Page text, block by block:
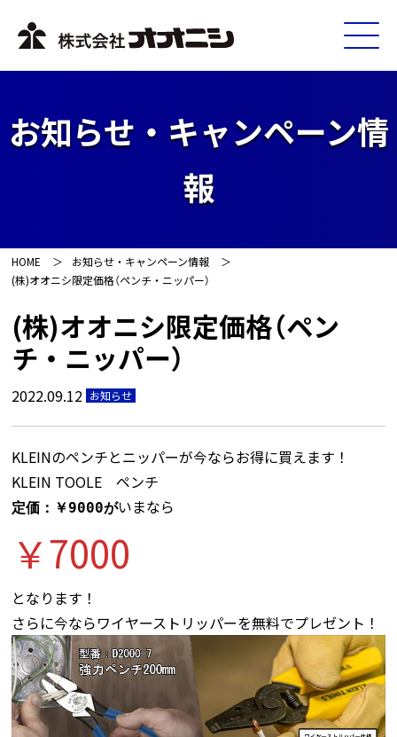
お知らせ・キャンペーン情
報
HOME
お知らせ・キャンペーン情報
(株)オオニシ限定価格（ペンチ・ニッパー）
(株)オオニシ限定価格（ペン
チ・ニッパー）
2022.09.12 お知らせ
KLEINのペンチとニッパーが今ならお得に買えます！
KLEIN TOOLE ペンチ
定価：￥9000がいまなら
￥7000
となります！
さらに今ならワイヤーストリッパーを無料でプレゼント！